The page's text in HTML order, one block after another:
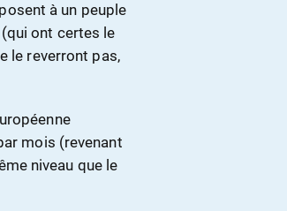
à un peuple
ont certes le
le reverront pas,
mois (revenant
niveau que le